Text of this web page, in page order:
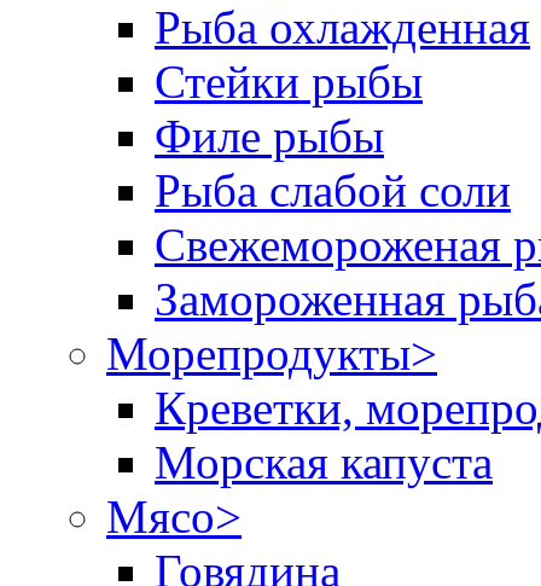
Рыба охлажденная
Стейки рыбы
Филе рыбы
Рыба слабой соли
Свежемороженая
Замороженная
Морепродукты>
Креветки,
Морская капуста
Мясо>
Говядина